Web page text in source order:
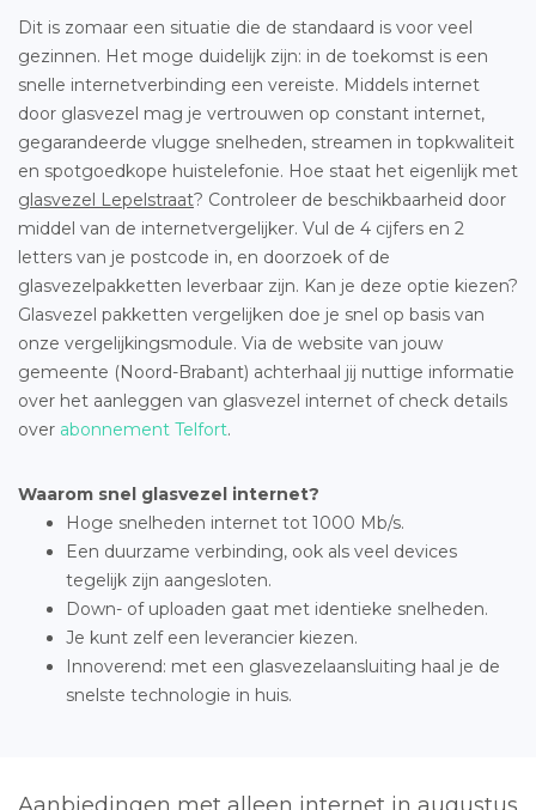
Dit is zomaar een situatie die de standaard is voor veel
gezinnen. Het moge duidelijk zijn: in de toekomst is een
snelle internetverbinding een vereiste. Middels internet
door glasvezel mag je vertrouwen op constant internet,
gegarandeerde vlugge snelheden, streamen in topkwaliteit
en spotgoedkope huistelefonie. Hoe staat het eigenlijk met
glasvezel Lepelstraat? Controleer de beschikbaarheid door
middel van de internetvergelijker. Vul de 4 cijfers en 2
letters van je postcode in, en doorzoek of de
glasvezelpakketten leverbaar zijn. Kan je deze optie kiezen?
Glasvezel pakketten vergelijken doe je snel op basis van
onze vergelijkingsmodule. Via de website van jouw
gemeente (Noord-Brabant) achterhaal jij nuttige informatie
over het aanleggen van glasvezel internet of check details
over abonnement Telfort.
Waarom snel glasvezel internet?
Hoge snelheden internet tot 1000 Mb/s.
Een duurzame verbinding, ook als veel devices
tegelijk zijn aangesloten.
Down- of uploaden gaat met identieke snelheden.
Je kunt zelf een leverancier kiezen.
Innoverend: met een glasvezelaansluiting haal je de
snelste technologie in huis.